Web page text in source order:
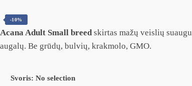
-10%
Acana Adult Small breedskirtas mažų veislių
augalų. Be grūdų, bulvių, krakmolo, GMO.
Svoris: No selection